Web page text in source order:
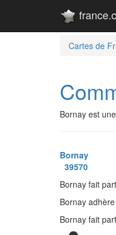
Cartes de
Bornay est
Bornay
39570
Bornay fait
Bornay
Bornay fait